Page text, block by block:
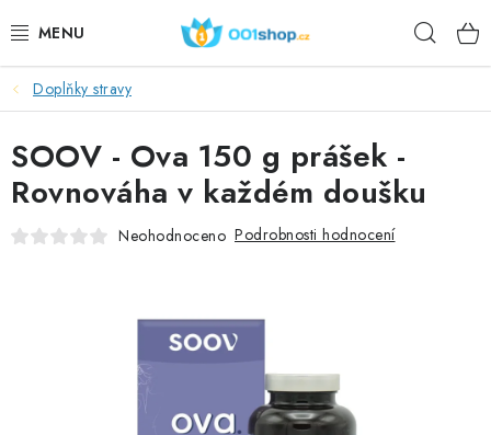
na
DOPLŇKY STRAVY
KOSMETIKA
SPORT
Doplňky stravy
SOOV - Ova 150 g prášek -
Rovnováha v každém doušku
Neohodnoceno Podrobnosti hodnocení